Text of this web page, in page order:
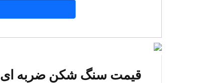
قیمت سنگ شکن ضربه ای